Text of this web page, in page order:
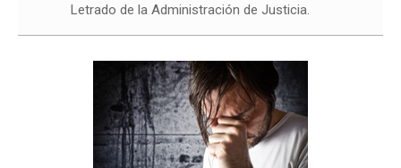
Letrado de la Administración de Justicia.